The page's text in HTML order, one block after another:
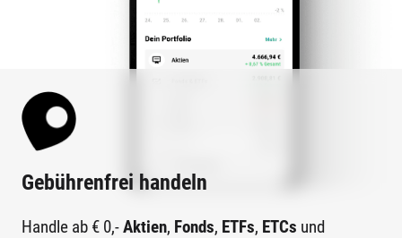
Gebührenfrei handeln
Handle ab € 0,-Aktien, Fonds, ETFs, ETCs und